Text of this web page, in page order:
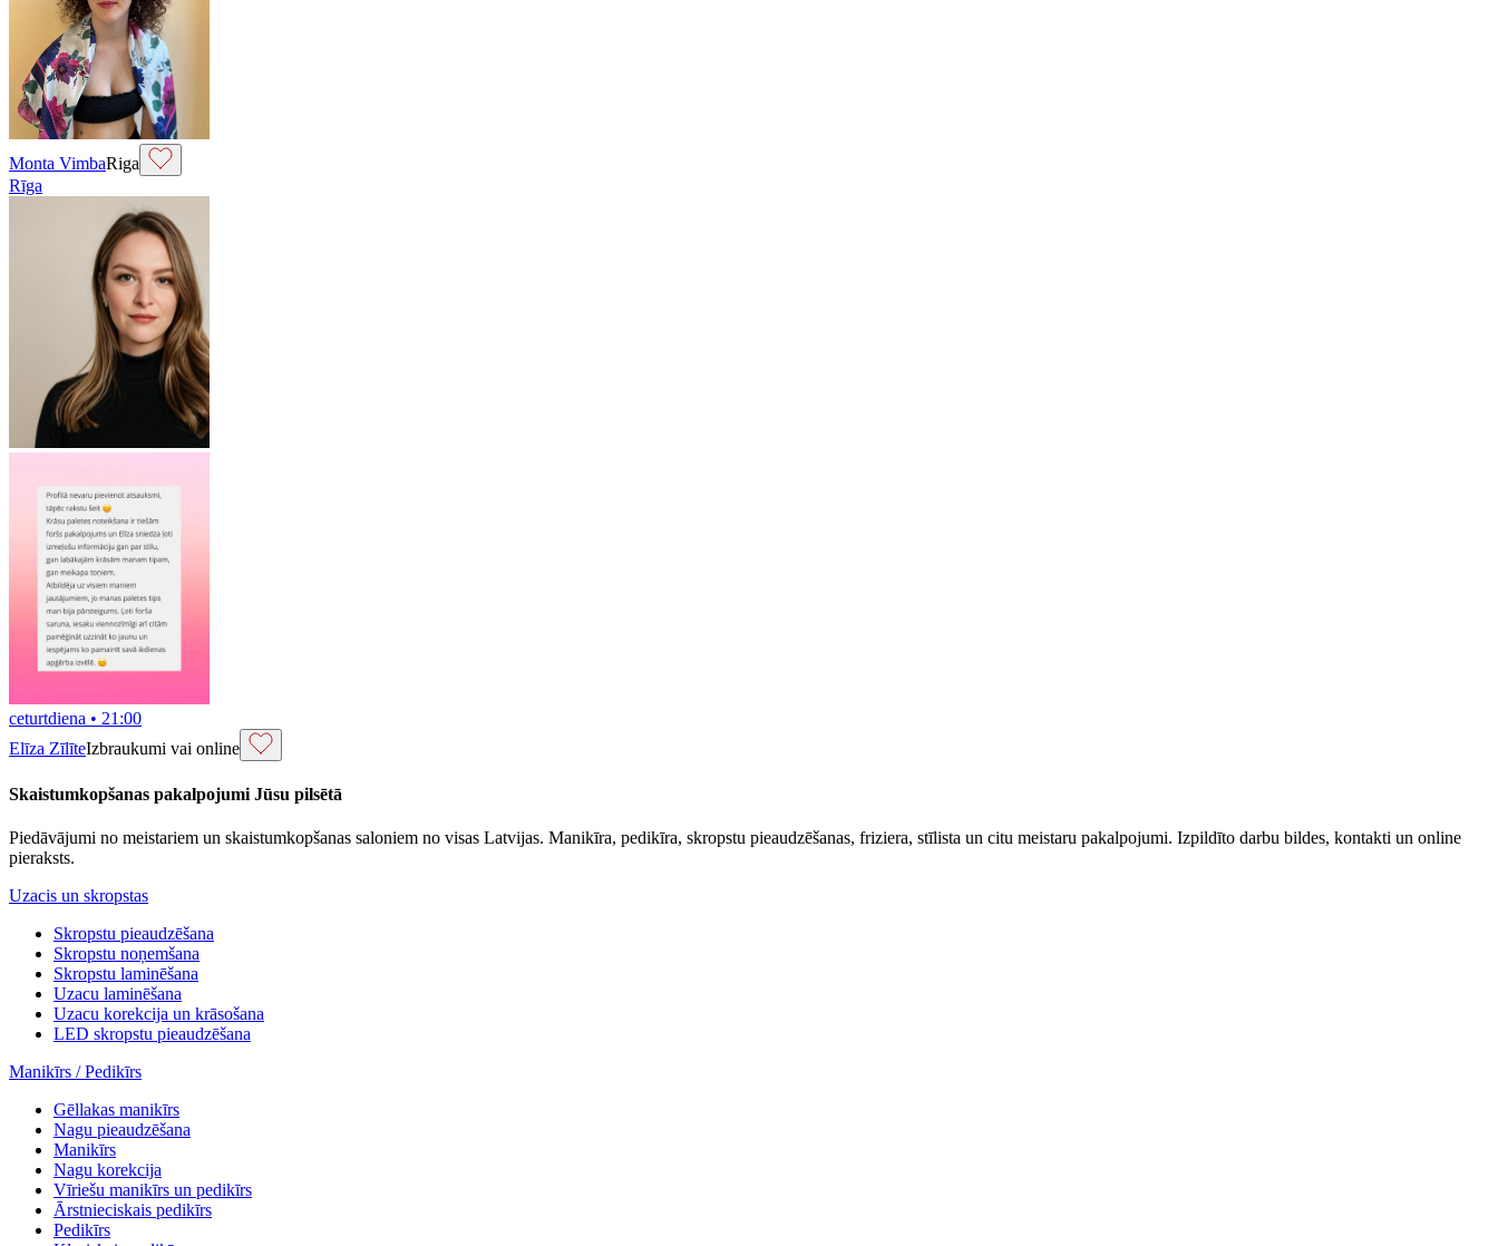
Monta VimbaRiga
Rīga
ceturtdiena • 21:00
Elīza ZīlīteIzbraukumi vai online
Skaistumkopšanas pakalpojumi Jūsu pilsētā
Piedāvājumi no meistariem un skaistumkopšanas saloniem no visas Latvijas. Manikīra, pedikīra, skropstu pieaudzēšanas, friziera, stīlista un citu meistaru pakalpojumi. Izpildīto darbu bildes, kontakti un online
pieraksts.
Uzacis un skropstas
Skropstu pieaudzēšana
Skropstu noņemšana
Skropstu laminēšana
Uzacu laminēšana
Uzacu korekcija un krāsošana
LED skropstu pieaudzēšana
Manikīrs / Pedikīrs
Gēllakas manikīrs
Nagu pieaudzēšana
Manikīrs
Nagu korekcija
Vīriešu manikīrs un pedikīrs
Ārstnieciskais pedikīrs
Pedikīrs